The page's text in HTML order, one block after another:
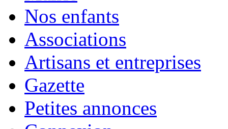
Nos enfants
Associations
Artisans et entreprises
Gazette
Petites annonces